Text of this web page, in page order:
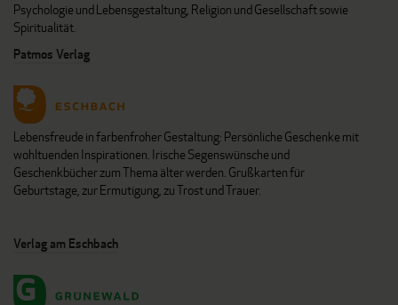
Psychologie und Lebensgestaltung, Religion und Gesellschaft sowie
Spiritualität.
Patmos Verlag
Lebensfreude in farbenfroher Gestaltung: Persönliche Geschenke mit
wohltuenden Inspirationen. Irische Segenswünsche und
Geschenkbücher zum Thema älter werden. Grußkarten für
Geburtstage, zur Ermutigung, zu Trost und Trauer.
Verlag am Eschbach